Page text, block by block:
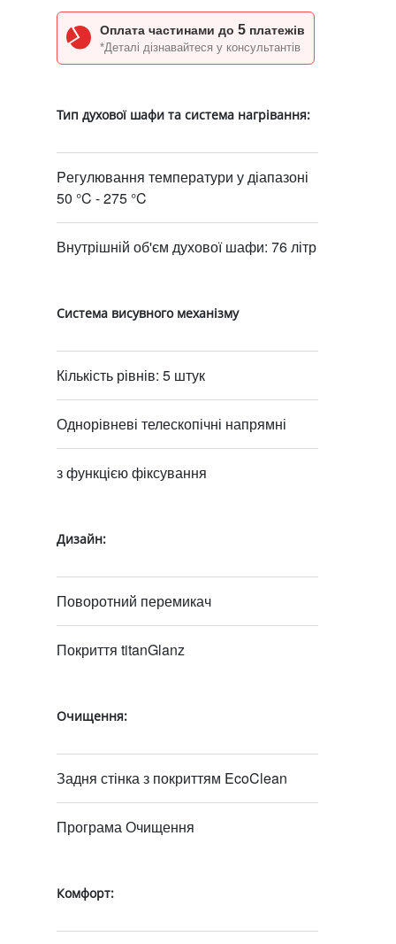
Оплата частинами до 5 платежів
*Деталі дізнавайтеся у консультантів
Тип духової шафи та система нагрівання:
Pегулювання температури у діапазоні
50 °C - 275 °C
Внутрішній об'єм духової шафи: 76 літр
Система висувного механізму
Кількість рівнів: 5 штук
Однорівневі телескопічні напрямні
з функцією фіксування
Дизайн:
Поворотний перемикач
Покриття titanGlanz
Очищення:
Задня стінка з покриттям EcoClean
Програма Очищення
Комфорт: